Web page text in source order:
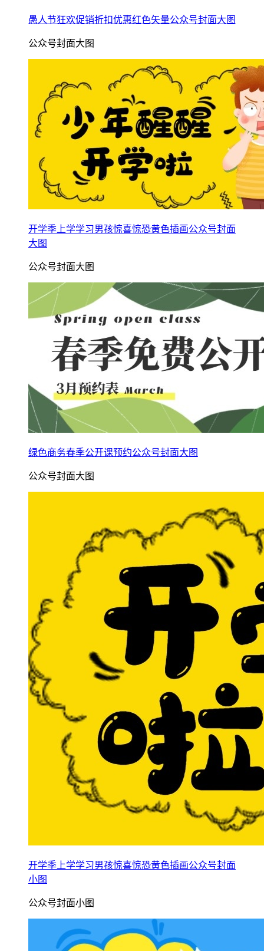
愚人节狂欢促销折扣优惠红色矢量公众号封面大图
公众号封面大图
开学季上学学习男孩惊喜惊恐黄色插画公众号封面
大图
公众号封面大图
绿色商务春季公开课预约公众号封面大图
公众号封面大图
开学季上学学习男孩惊喜惊恐黄色插画公众号封面
小图
公众号封面小图